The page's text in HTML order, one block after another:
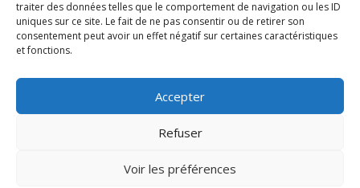
traiter des données telles que le comportement de navigation ou les ID
uniques sur ce site. Le fait de ne pas consentir ou de retirer son
consentement peut avoir un effet négatif sur certaines caractéristiques
et fonctions.
Accepter
Refuser
Voir les préférences
concerts, de films,
séries ou des billets
d'humeur :
net